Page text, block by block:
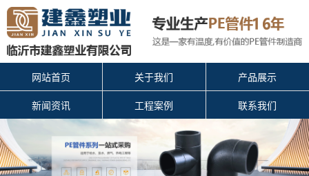
网站首页 关于我们 产品展示
新闻资讯 工程案例 联系我们